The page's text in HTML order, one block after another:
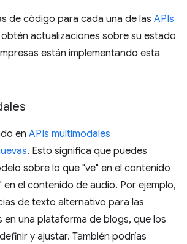
de código para cada una de las APIs
obtén actualizaciones sobre su estado
están implementando esta
en APIs multimodales
. Esto significa que puedes
sobre lo que "ve" en el contenido
en el contenido de audio. Por ejemplo,
de texto alternativo para las
en una plataforma de blogs, que los
y ajustar. También podrías